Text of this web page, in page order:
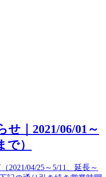
｜2021/06/01～
で）
2021/04/25～5/11、延長～